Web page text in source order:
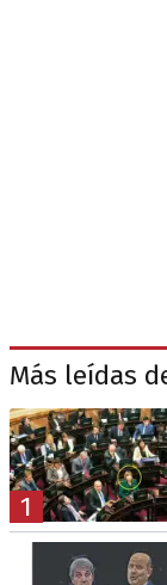
Más leídas
1